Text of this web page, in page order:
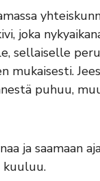
joka
sellaiselle
puhuu,
ja saamaan
kuuluu.